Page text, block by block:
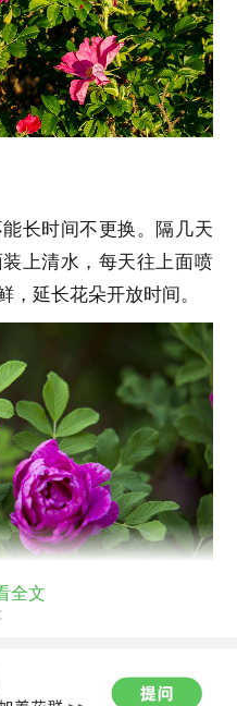
长时间不更换。隔几天
上清水，每天往上面喷
，延长花朵开放时间。
全文